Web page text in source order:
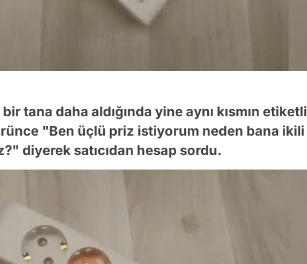
tana daha aldığında yine aynı kısmın etiketli
"Ben üçlü priz istiyorum neden bana ikili
diyerek satıcıdan hesap sordu.